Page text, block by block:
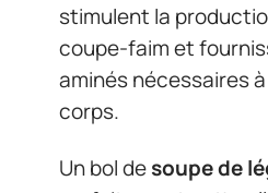
stimulent la
coupe-faim et
aminés nécessaires à
corps.
Un bol desoupe de